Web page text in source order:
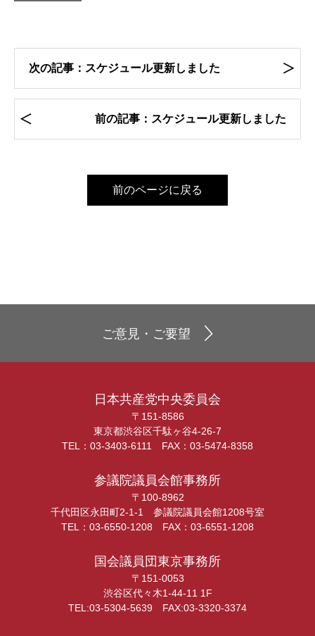
次の記事：スケジュール更新しました
前の記事：スケジュール更新しました
前のページに戻る
ご意見・ご要望
日本共産党中央委員会
〒151-8586
東京都渋谷区千駄ヶ谷4-26-7
TEL：03-3403-6111 FAX：03-5474-8358
参議院議員会館事務所
〒100-8962
千代田区永田町2-1-1 参議院議員会館1208号室
TEL：03-6550-1208 FAX：03-6551-1208
国会議員団東京事務所
〒151-0053
渋谷区代々木1-44-11 1F
TEL:03-5304-5639 FAX:03-3320-3374